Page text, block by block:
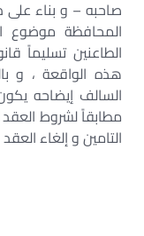
صاحبه – و بناء
المحافظة موضوع
الطاعنين تسليماً
هذه الواقعة ، و
السالف إيضاحه
مطابقاً لشروط
التامين و إلغاء